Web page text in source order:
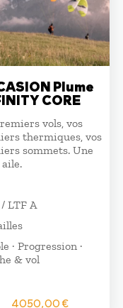
Plume
CORE
vols, vos
thermiques, vos
sommets. Une
LTF A
· Progression ·
& vol
4050,00€